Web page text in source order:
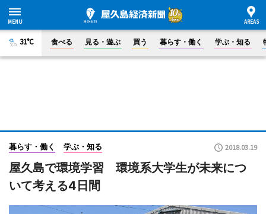
31°C 食べる 見る・遊ぶ 買う 暮らす・働く 学ぶ・知る
暮らす・働く 学ぶ・知る 2018.03.19
屋久島で環境学習 環境系大学生が未来につ
いて考える4日間